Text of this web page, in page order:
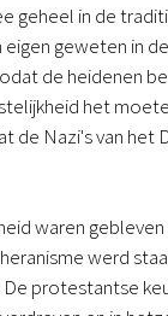
geheel in de
geweten in
de heidenen
het
de Nazi's van
waren
werd
protestantse